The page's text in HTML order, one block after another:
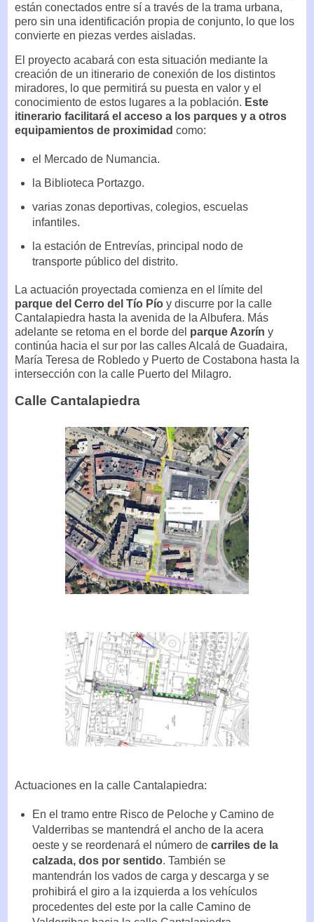
están conectados entre sí a través de la trama urbana,
pero sin una identificación propia de conjunto, lo que los
convierte en piezas verdes aisladas.
El proyecto acabará con esta situación mediante la
creación de un itinerario de conexión de los distintos
miradores, lo que permitirá su puesta en valor y el
conocimiento de estos lugares a la población. Este
itinerario facilitará el acceso a los parques y a otros
equipamientos de proximidad como:
el Mercado de Numancia.
la Biblioteca Portazgo.
varias zonas deportivas, colegios, escuelas
infantiles.
la estación de Entrevías, principal nodo de
transporte público del distrito.
La actuación proyectada comienza en el límite del
parque del Cerro del Tío Pío y discurre por la calle
Cantalapiedra hasta la avenida de la Albufera. Más
adelante se retoma en el borde del parque Azorín y
continúa hacia el sur por las calles Alcalá de Guadaira,
María Teresa de Robledo y Puerto de Costabona hasta la
intersección con la calle Puerto del Milagro.
Calle Cantalapiedra
Actuaciones en la calle Cantalapiedra:
En el tramo entre Risco de Peloche y Camino de
Valderribas se mantendrá el ancho de la acera
oeste y se reordenará el número de carriles de la
calzada, dos por sentido. También se
mantendrán los vados de carga y descarga y se
prohibirá el giro a la izquierda a los vehículos
procedentes del este por la calle Camino de